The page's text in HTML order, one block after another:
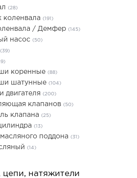
(28)
коленвала (191)
/ Демфер (145)
насос (50)
(39)
коренные (88)
шатунные (104)
двигателя (200)
клапанов (50)
клапана (25)
(13)
поддона (31)
(14)
цепи, натяжители